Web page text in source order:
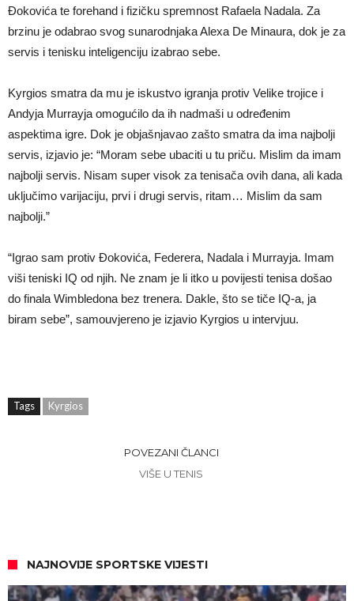
Đokovića te forehand i fizičku spremnost Rafaela Nadala. Za
brzinu je odabrao svog sunarodnjaka Alexa De Minaura, dok je za
servis i tenisku inteligenciju izabrao sebe.
Kyrgios smatra da mu je iskustvo igranja protiv Velike trojice i
Andyja Murrayja omogućilo da ih nadmaši u određenim
aspektima igre. Dok je objašnjavao zašto smatra da ima najbolji
servis, izjavio je: “Moram sebe ubaciti u tu priču. Mislim da imam
najbolji servis. Nisam super visok za tenisača ovih dana, ali kada
uključimo varijaciju, prvi i drugi servis, ritam… Mislim da sam
najbolji.”
“Igrao sam protiv Đokovića, Federera, Nadala i Murrayja. Imam
viši teniski IQ od njih. Ne znam je li itko u povijesti tenisa došao
do finala Wimbledona bez trenera. Dakle, što se tiče IQ-a, ja
biram sebe”, samouvjereno je izjavio Kyrgios u intervjuu.
Tags Kyrgios
POVEZANI ČLANCI
VIŠE U TENIS
NAJNOVIJE SPORTSKE VIJESTI